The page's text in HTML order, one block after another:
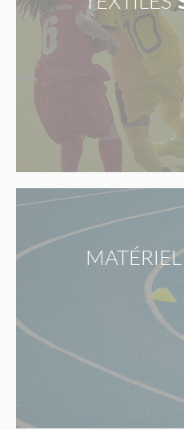
MATÉRIEL